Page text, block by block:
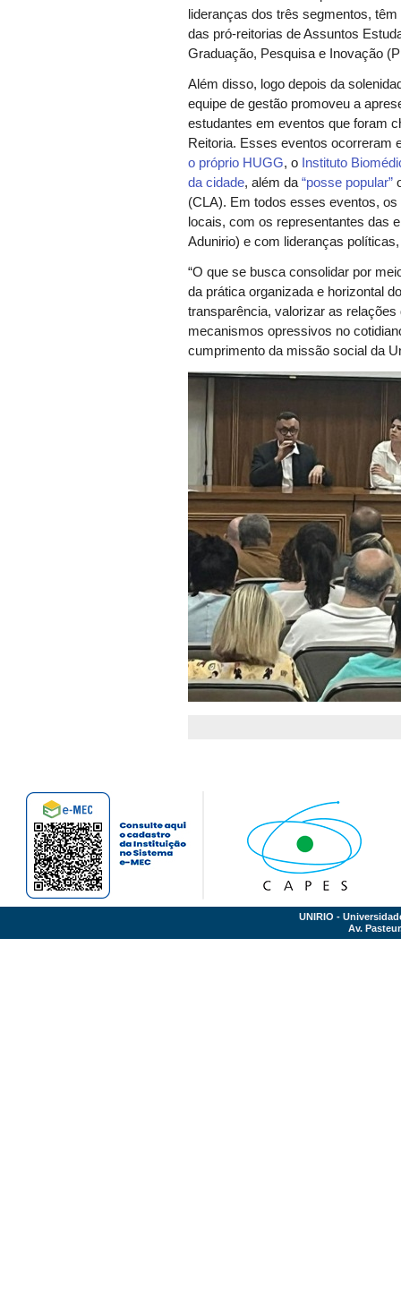
lideranças dos três segmentos,
das pró-reitorias de Assuntos
Graduação, Pesquisa e Inovação
Além disso, logo depois da
equipe de gestão promoveu a
estudantes em eventos que foram
Reitoria. Esses eventos ocorreram
o próprio HUGG, o Instituto
da cidade, além da“posse popular”
(CLA). Em todos esses eventos,
locais, com os representantes das
Adunirio) e com lideranças
“O que se busca consolidar por
da prática organizada e horizontal
transparência, valorizar as
mecanismos opressivos no
cumprimento da missão social da
UNIRIO -
Av.